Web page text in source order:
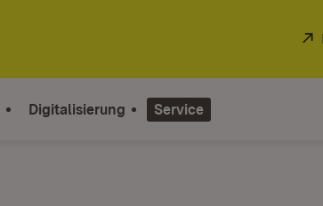
Digitalisierung Service